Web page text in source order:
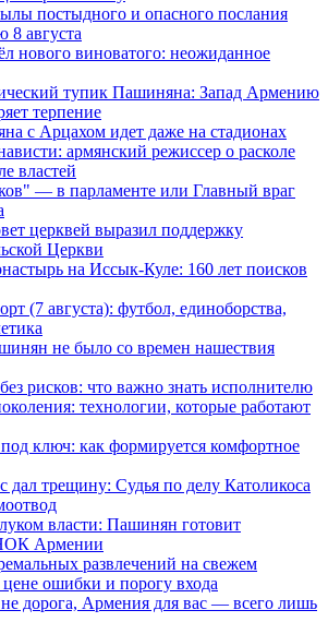
постыдного и опасного послания
8 августа
нового виноватого: неожиданное
тупик Пашиняна: Запад Армению
терпение
с Арцахом идет даже на стадионах
армянский режиссер о расколе
властей
— в парламенте или Главный враг
церквей выразил поддержку
Церкви
на Иссык-Куле: 160 лет поисков
(7 августа): футбол, единоборства,
не было со времен нашествия
рисков: что важно знать исполнителю
технологии, которые работают
ключ: как формируется комфортное
дал трещину: Судья по делу Католикоса
власти: Пашинян готовит
НОК Армении
развлечений на свежем
ошибки и порогу входа
дорога, Армения для вас — всего лишь